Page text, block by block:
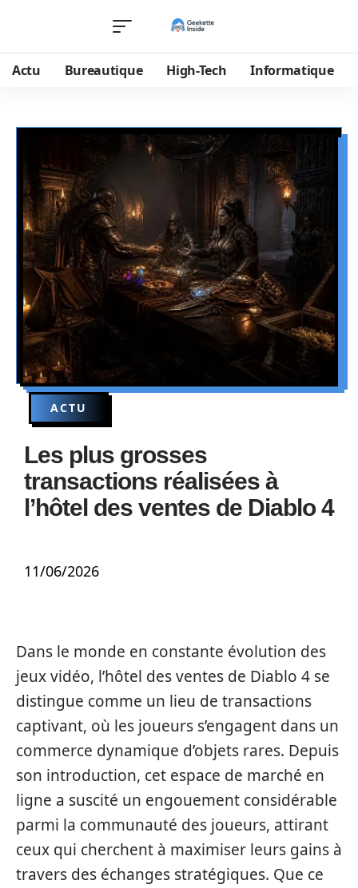
Actu Bureautique High-Tech Informatique
ACTU
Les plus grosses
transactions réalisées à
l’hôtel des ventes de Diablo 4
11/06/2026
Dans le monde en constante évolution des
jeux vidéo, l’hôtel des ventes de Diablo 4 se
distingue comme un lieu de transactions
captivant, où les joueurs s’engagent dans un
commerce dynamique d’objets rares. Depuis
son introduction, cet espace de marché en
ligne a suscité un engouement considérable
parmi la communauté des joueurs, attirant
ceux qui cherchent à maximiser leurs gains à
travers des échanges stratégiques. Que ce